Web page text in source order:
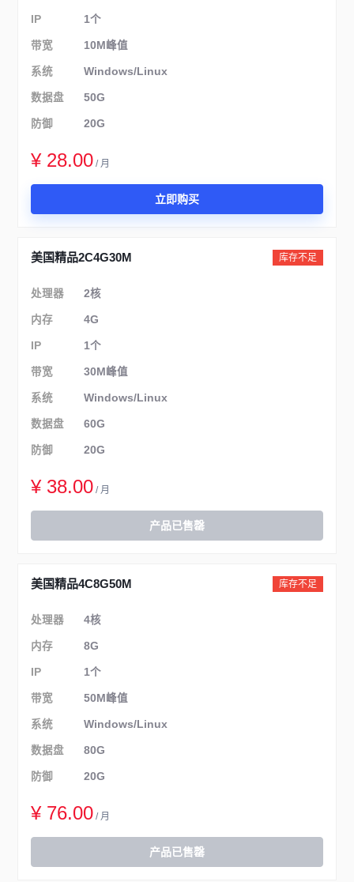
IP 1个
带宽 10M峰值
系统 Windows/Linux
数据盘 50G
防御 20G
¥ 28.00 / 月
立即购买
美国精品2C4G30M 库存不足
处理器 2核
内存 4G
IP 1个
带宽 30M峰值
系统 Windows/Linux
数据盘 60G
防御 20G
¥ 38.00 / 月
产品已售罄
美国精品4C8G50M 库存不足
处理器 4核
内存 8G
IP 1个
带宽 50M峰值
系统 Windows/Linux
数据盘 80G
防御 20G
¥ 76.00 / 月
产品已售罄